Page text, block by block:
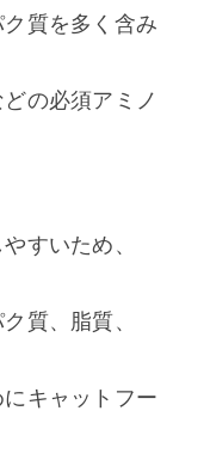
質を多く含み
の必須アミノ
すいため、
質、脂質、
キャットフー